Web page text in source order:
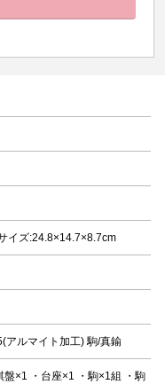
イズ:24.8×14.7×8.7cm
アルマイト加工) 駒/真鍮
盤×1 ・台座×1 ・駒×1組 ・駒